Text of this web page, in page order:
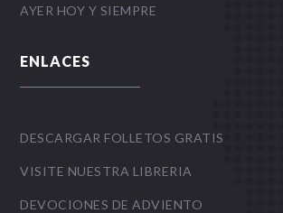
AYER HOY Y SIEMPRE
ENLACES
DESCARGAR FOLLETOS GRATIS
VISITE NUESTRA LIBRERIA
DEVOCIONES DE ADVIENTO